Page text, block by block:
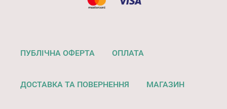
ПУБЛІЧНА ОФЕРТА ОПЛАТА
ДОСТАВКА ТА ПОВЕРНЕННЯ МАГАЗИН